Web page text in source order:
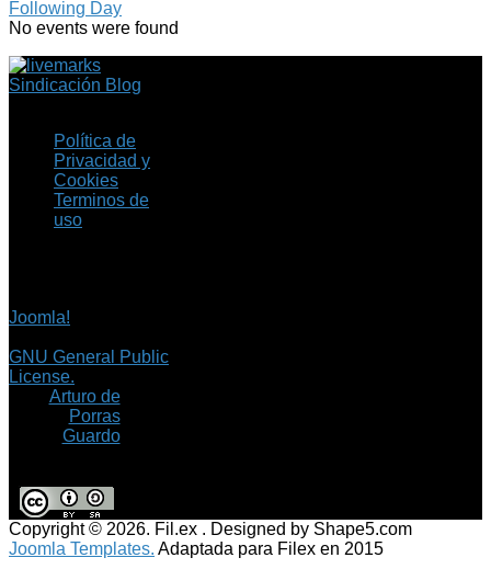
Following Day
No events were found
Sindicación Blog
Política de
Privacidad y
Cookies
Terminos de
uso
Joomla!
GNU General Public
License.
Arturo de
Porras
Guardo
Copyright © 2026. Fil.ex . Designed by Shape5.com
Joomla Templates. Adaptada para Filex en 2015